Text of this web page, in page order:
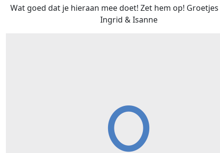
Wat goed dat je hieraan mee doet! Zet hem op!
Ingrid & Isanne